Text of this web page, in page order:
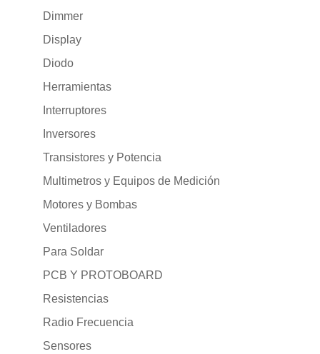
Dimmer
Display
Diodo
Herramientas
Interruptores
Inversores
Transistores y Potencia
Multimetros y Equipos de Medición
Motores y Bombas
Ventiladores
Para Soldar
PCB Y PROTOBOARD
Resistencias
Radio Frecuencia
Sensores